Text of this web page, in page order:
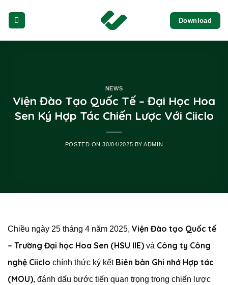
content
Download
NEWS
Viện Đào Tạo Quốc Tế – Đại Học Hoa
Sen Ký Hợp Tác Chiến Lược Với Ciiclo
POSTED ON30/04/2025 BYADMIN
Chiều ngày 25 tháng 4 năm 2025, Viện Đào tạo Quốc tế
– Trường Đại học Hoa Sen (HSU IIE) và Công ty Công
nghệ Ciiclo chính thức ký kết Biên bản Ghi nhớ Hợp tác
(MOU), đánh dấu bước tiến quan trọng trong chiến lược